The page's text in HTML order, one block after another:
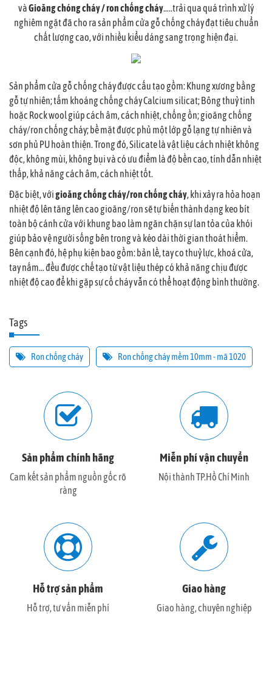
vàGioăng chóng cháy / ron chống cháy…..trải qua quá trình xử lý
nghiêm ngặt đã cho ra sản phẩm cửa gỗ chống cháy đạt tiêu chuẩn
chất lượng cao, với nhiều kiểu dáng sang trọng hiện đại.
Sản phẩm cửa gỗ chống cháy được cấu tạo gồm: Khung xương bằng
gỗ tự nhiên; tấm khoáng chống cháy Calcium silicat; Bông thuỷ tinh
hoặc Rock wool giúp cách âm, cách nhiệt, chống ồn; gioăng chống
cháy/ron chống cháy; bề mặt được phủ một lớp gỗ lạng tự nhiên và
sơn phủ PU hoàn thiện. Trong đó, Silicate là vật liệu cách nhiệt không
độc, không mùi, không bụi và có ưu điểm là độ bền cao, tính dẫn nhiệt
thấp, khả năng cách âm, cách nhiệt tốt.
Đặc biệt, vớigioăng chống cháy/ron chống cháy, khi xảy ra hỏa hoạn
nhiệt độ lên tăng lên cao gioăng/ron sẽ tự biến thành dạng keo bít
toàn bộ cánh cửa với khung bao làm ngăn chặn sự lan tỏa của khói
giúp bảo vệ người sống bên trong và kéo dài thời gian thoát hiểm.
Bên cạnh đó, hệ phụ kiện bao gồm: bản lề, tay co thuỷ lực, khoá cửa,
tay nắm… đều được chế tạo từ vật liệu thép có khả năng chịu được
nhiệt độ cao để khi gặp sự cố cháy vẫn có thể hoạt động bình thường.
Tags
Ron chống cháy Ron chống cháy mềm 10mm - mã 1020
Sản phẩm chính hãng
Cam kết sản phẩm nguồn gốc rõ
ràng
Miễn phí vận chuyển
Nội thành TP.Hồ Chí Minh
Hỗ trợ sản phẩm
Hỗ trợ, tư vấn miễn phí
Giao hàng
Giao hàng, chuyên nghiệp